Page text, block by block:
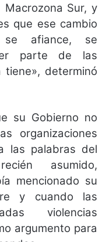
Sur, y
que ese cambio
se afiance, se
parte de las
determinó
su Gobierno no
organizaciones
las palabras del
asumido,
mencionado su
y cuando las
violencias
argumento para